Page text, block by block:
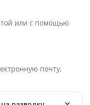
или с помощью
почту,